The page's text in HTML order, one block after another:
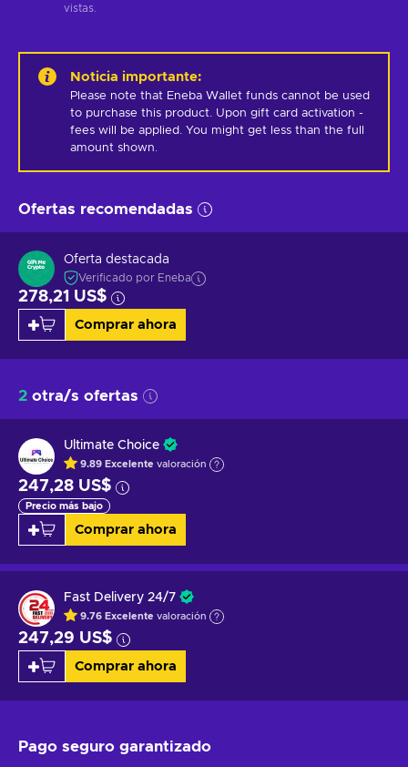
vistas.
Noticia importante:
Please note that Eneba Wallet funds cannot be used
to purchase this product. Upon gift card activation -
fees will be applied. You might get less than the full
amount shown.
Ofertas recomendadas
Oferta destacada
Verificado por Eneba
278,21 US$
Comprar ahora
2 otra/s ofertas
Ultimate Choice
9.89 Excelente valoración
247,28 US$
Precio más bajo
Comprar ahora
Fast Delivery 24/7
9.76 Excelente valoración
247,29 US$
Comprar ahora
Pago seguro garantizado